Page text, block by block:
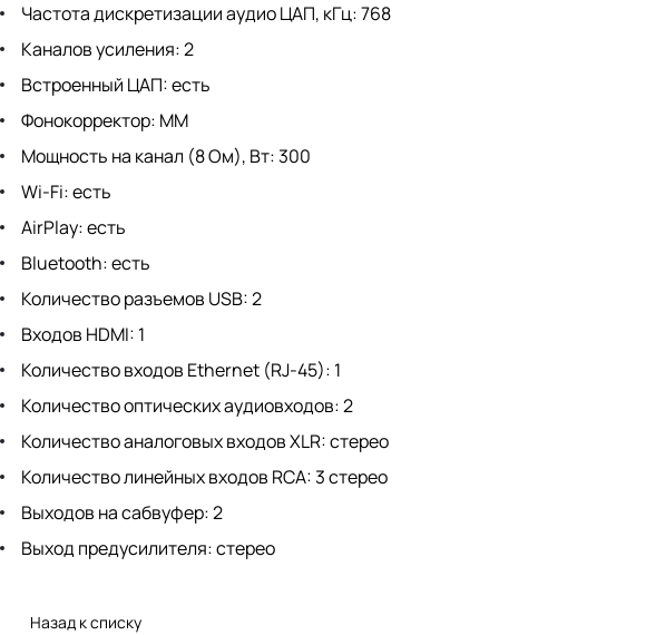
Частота дискретизации аудио ЦАП, кГц: 768
Каналов усиления: 2
Встроенный ЦАП: есть
Фонокорректор: MM
Мощность на канал (8 Ом), Вт: 300
Wi-Fi: есть
AirPlay: есть
Bluetooth: есть
Количество разъемов USB: 2
Входов HDMI: 1
Количество входов Ethernet (RJ-45): 1
Количество оптических аудиовходов: 2
Количество аналоговых входов XLR: стерео
Количество линейных входов RCA: 3 стерео
Выходов на сабвуфер: 2
Выход предусилителя: стерео
Назад к списку